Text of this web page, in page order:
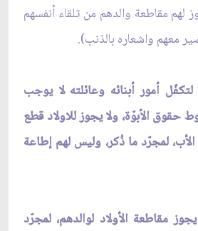
مقاطعة والدهم من تلقاء أنفسهم
معهم واشعاره بالذنب).
أمور أبنائه وعائلته لا يوجب
حقوق الأبوّة، ولا يجوز للاولاد قطع
لمجرّد ما ذُكر، وليس لهم إطاعة
مقاطعة الأولاد لوالدهم، لمجرّد